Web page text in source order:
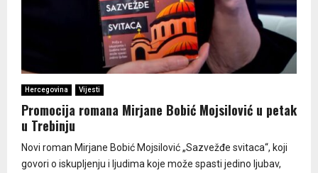
Hercegovina Vijesti
Promocija romana Mirjane Bobić Mojsilović u petak
u Trebinju
Novi roman Mirjane Bobić Mojsilović „Sazvežđe svitaca“, koji
govori o iskupljenju i ljudima koje može spasti jedino ljubav,